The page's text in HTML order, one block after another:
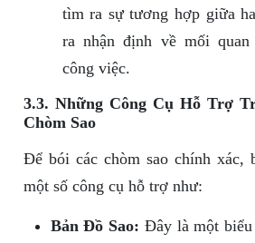
tìm ra sự tương hợp giữa
ra nhận định về mối
công việc.
3.3. Những Công Cụ Hỗ Trợ
Chòm Sao
Để bói các chòm sao chính xác,
một số công cụ hỗ trợ như:
Bản Đồ Sao: Đây là một